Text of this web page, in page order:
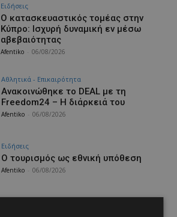
Ειδήσεις
Ο κατασκευαστικός τομέας στην
Κύπρο: Ισχυρή δυναμική εν μέσω
αβεβαιότητας
Afentiko 06/08/2026
Αθλητικά - Επικαιρότητα
Ανακοινώθηκε το DEAL με τη
Freedom24 – Η διάρκειά του
Afentiko 06/08/2026
Ειδήσεις
Ο τουρισμός ως εθνική υπόθεση
Afentiko 06/08/2026